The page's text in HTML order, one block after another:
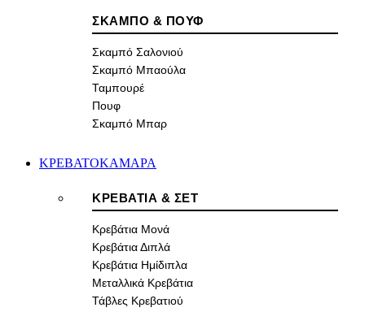
ΣΚΑΜΠΟ & ΠΟΥΦ
Σκαμπό Σαλονιού
Σκαμπό Μπαούλα
Ταμπουρέ
Πουφ
Σκαμπό Μπαρ
ΚΡΕΒΑΤΟΚΑΜΑΡΑ
ΚΡΕΒΑΤΙΑ & ΣΕΤ
Κρεβάτια Μονά
Κρεβάτια Διπλά
Κρεβάτια Ημίδιπλα
Μεταλλικά Κρεβάτια
Τάβλες Κρεβατιού